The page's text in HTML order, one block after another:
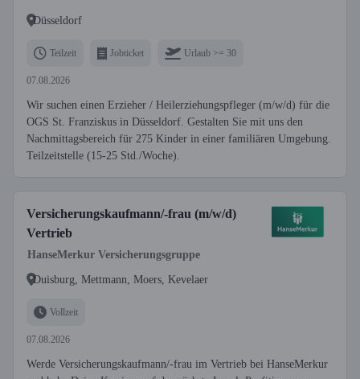
Düsseldorf
Teilzeit Jobticket Urlaub >= 30
07.08.2026
Wir suchen einen Erzieher / Heilerziehungspfleger (m/w/d) für die
OGS St. Franziskus in Düsseldorf. Gestalten Sie mit uns den
Nachmittagsbereich für 275 Kinder in einer familiären Umgebung.
Teilzeitstelle (15-25 Std./Woche).
Versicherungskaufmann/-frau (m/w/d)
Vertrieb
HanseMerkur Versicherungsgruppe
Duisburg, Mettmann, Moers, Kevelaer
Vollzeit
07.08.2026
Werde Versicherungskaufmann/-frau im Vertrieb bei HanseMerkur